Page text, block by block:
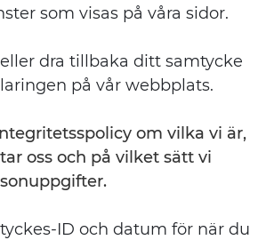
som visas på våra sidor.
dra tillbaka ditt samtycke
på vår webbplats.
om vilka vi är,
oss och på vilket sätt vi
ID och datum för när du